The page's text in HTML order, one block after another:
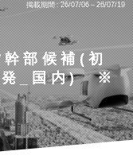
掲載期間 26/07/06～26/07/19
部候補(初
発_国内) ※